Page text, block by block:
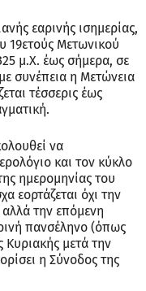
εαρινής ισημερίας,
19ετούς Μετωνικού
μ.Χ. έως σήμερα, σε
συνέπεια η Μετώνεια
τέσσερις έως
να
και τον κύκλο
ημερομηνίας του
εορτάζεται όχι την
την επόμενη
πανσέληνο (όπως
Κυριακής μετά την
η Σύνοδος της